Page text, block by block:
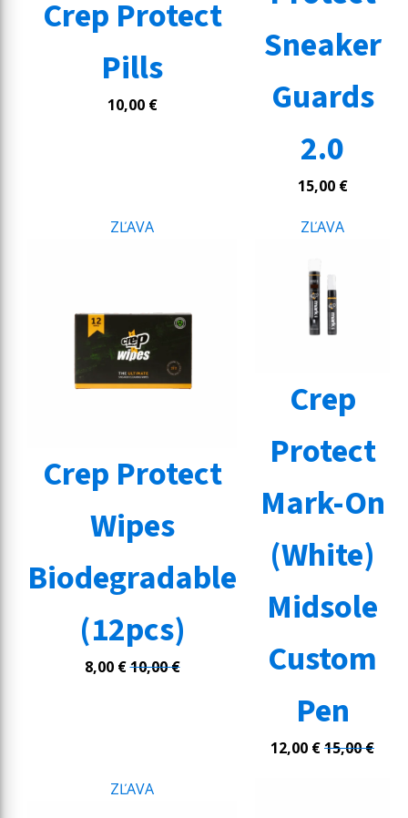
Crep Protect
Pills
10,00 €
Sneaker
Guards
2.0
15,00 €
ZĽAVA
Crep Protect
Wipes
Biodegradable
(12pcs)
8,00 €10,00€
ZĽAVA
Crep
Protect
Mark-On
(White)
Midsole
Custom
Pen
12,00 €15,00€
ZĽAVA